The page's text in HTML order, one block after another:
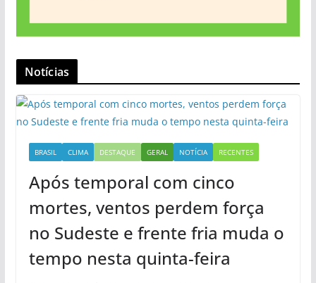
Notícias
BRASIL CLIMA DESTAQUE GERAL NOTÍCIA RECENTES
Após temporal com cinco
mortes, ventos perdem força
no Sudeste e frente fria muda o
tempo nesta quinta-feira